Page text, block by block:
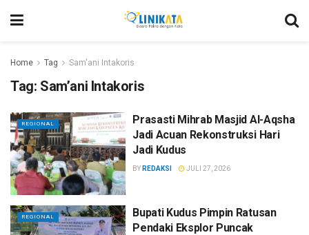
Home Tag Sam'ani Intakoris
Tag: Sam’ani Intakoris
REGIONAL
Prasasti Mihrab Masjid Al-Aqsha
Jadi Acuan Rekonstruksi Hari
Jadi Kudus
BY REDAKSI JULI 27, 2026
REGIONAL
Bupati Kudus Pimpin Ratusan
Pendaki Eksplor Puncak